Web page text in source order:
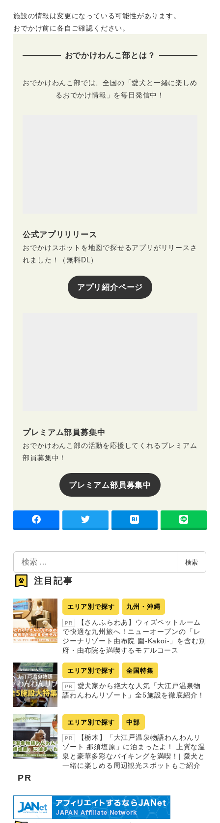
施設の情報は変更になっている可能性があります。
おでかけ前に各自ご確認ください。
おでかけわんこ部とは？
おでかけわんこ部では、全国の「愛犬と一緒に楽しめ
るおでかけ情報」を毎日発信中！
公式アプリリリース
おでかけスポットを地図で探せるアプリがリリースさ
れました！（無料DL）
アプリ紹介ページ
プレミアム部員募集中
おでかけわんこ部の活動を応援してくれるプレミアム
部員募集中！
プレミアム部員募集中
- - -
索
検索
注目記事
エリア別で探す 九州・沖縄
PR
【さんふらわあ】ウィズペットルーム
で快適な九州旅へ！ニューオープンの「レ
ジーナリゾート由布院 圍-Kakoi-」を含む別
府・由布院を満喫するモデルコース
エリア別で探す 全国特集
PR
愛犬家から絶大な人気「大江戸温泉物
語わんわんリゾート」全5施設を徹底紹介！
エリア別で探す 中部
PR
【栃木】「大江戸温泉物語わんわんリ
ゾート 那須塩原」に泊まったよ！ 上質な温
泉と豪華多彩なバイキングを満喫！| 愛犬と
一緒に楽しめる周辺観光スポットもご紹介
PR